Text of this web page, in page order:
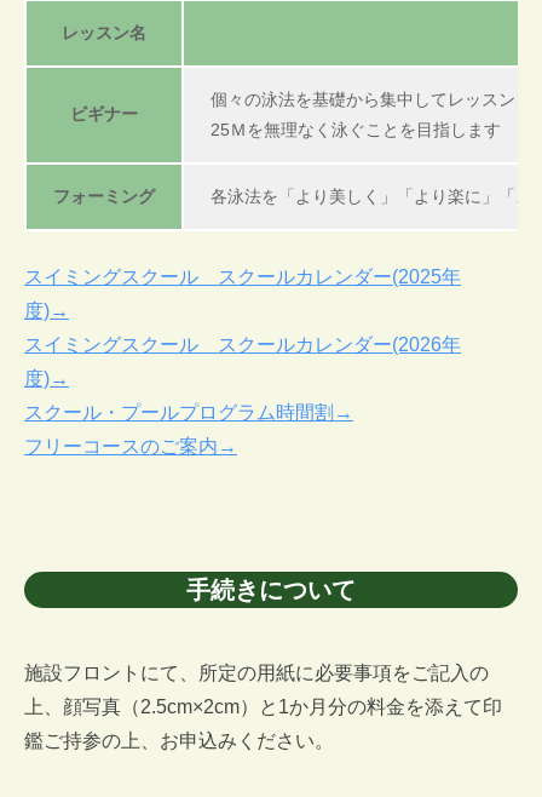
レッスン名
ビギナー
個々の泳法を基礎から集中してレッスンを
25Ｍを無理なく泳ぐことを目指します
フォーミング 各泳法を「より美しく」「より楽に」「
スイミングスクール スクールカレンダー(2025年
度)→
スイミングスクール スクールカレンダー(2026年
度)→
スクール・プールプログラム時間割→
フリーコースのご案内→
手続きについて
施設フロントにて、所定の用紙に必要事項をご記入の
上、顔写真（2.5cm×2cm）と1か月分の料金を添えて印
鑑ご持参の上、お申込みください。